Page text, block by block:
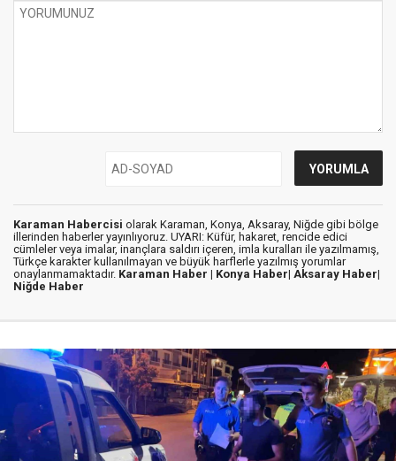
Karaman Habercisi olarak Karaman, Konya, Aksaray, Niğde gibi bölge
illerinden haberler yayınlıyoruz. UYARI: Küfür, hakaret, rencide edici
cümleler veya imalar, inançlara saldırı içeren, imla kuralları ile yazılmamış,
Türkçe karakter kullanılmayan ve büyük harflerle yazılmış yorumlar
onaylanmamaktadır. Karaman Haber | Konya Haber| Aksaray Haber|
Niğde Haber